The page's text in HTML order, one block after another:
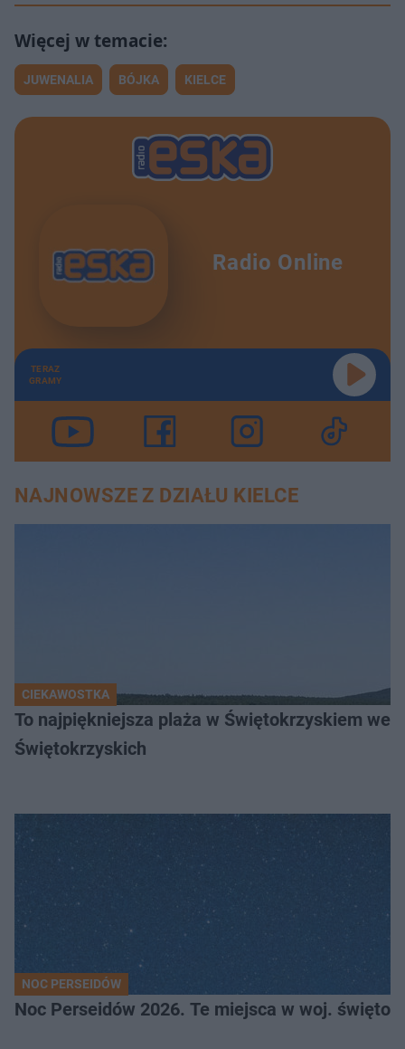
JUWENALIA BÓJKA KIELCE
Radio Online
TERAZ
GRAMY
NAJNOWSZE Z DZIAŁU KIELCE
CIEKAWOSTKA
To najpiękniejsza plaża w Świętokrzyskiem
Świętokrzyskich
NOC PERSEIDÓW
Noc Perseidów 2026. Te miejsca w woj.